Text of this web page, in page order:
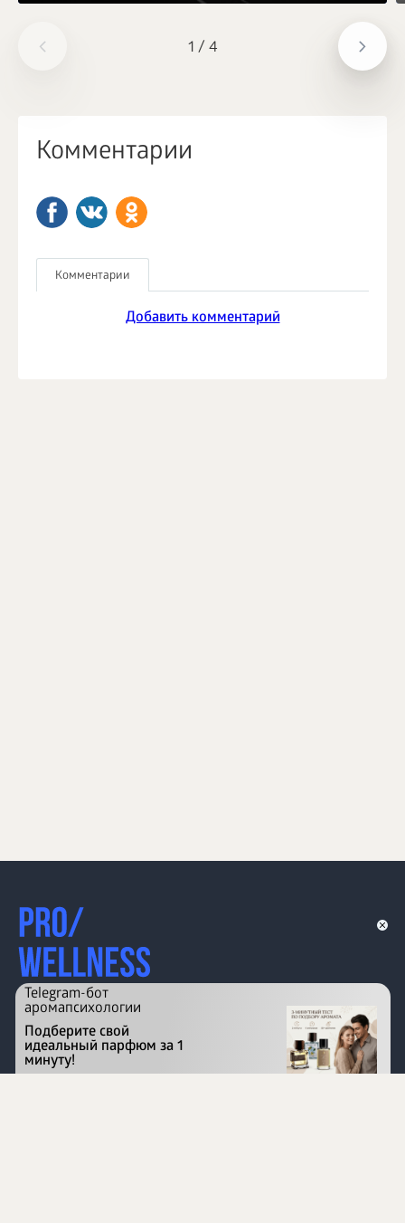
1 / 4
Комментарии
Комментарии
Добавить комментарий
Перейти на сайт
Telegram-бот
аромапсихологии
Подберите свой
идеальный парфюм за 1
минуту!